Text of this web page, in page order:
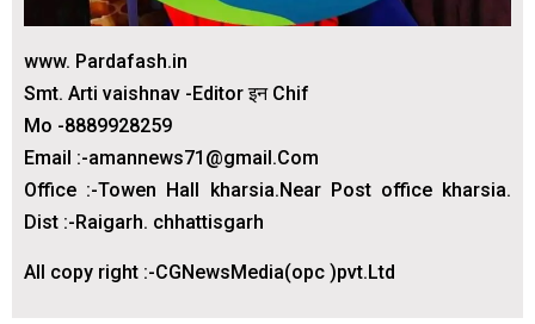
www. Pardafash.in
Smt. Arti vaishnav -Editor इन Chif
Mo -8889928259
Email :-amannews71@gmail.Com
Office :-Towen Hall kharsia.Near Post office kharsia.
Dist :-Raigarh. chhattisgarh
All copy right :-CGNewsMedia(opc )pvt.Ltd